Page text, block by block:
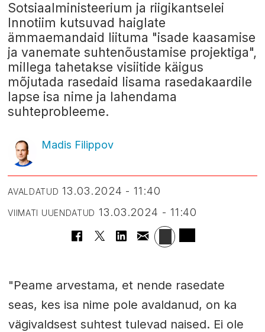
Sotsiaalministeerium ja riigikantselei
Innotiim kutsuvad haiglate
ämmaemandaid liituma "isade kaasamise
ja vanemate suhtenõustamise projektiga",
millega tahetakse visiitide käigus
mõjutada rasedaid lisama rasedakaardile
lapse isa nime ja lahendama
suhteprobleeme.
Madis Filippov
AVALDATUD 13.03.2024 - 11:40
VIIMATI UUENDATUD 13.03.2024 - 11:40
"Peame arvestama, et nende rasedate
seas, kes isa nime pole avaldanud, on ka
vägivaldsest suhtest tulevad naised. Ei ole